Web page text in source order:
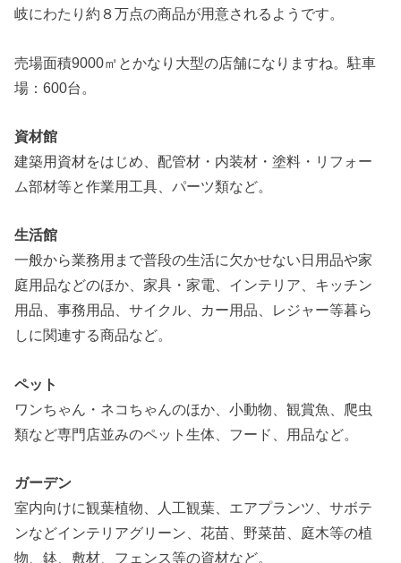
岐にわたり約８万点の商品が用意されるようです。
売場面積9000㎡とかなり大型の店舗になりますね。駐車
場：600台。
資材館
建築用資材をはじめ、配管材・内装材・塗料・リフォー
ム部材等と作業用工具、パーツ類など。
生活館
一般から業務用まで普段の生活に欠かせない日用品や家
庭用品などのほか、家具・家電、インテリア、キッチン
用品、事務用品、サイクル、カー用品、レジャー等暮ら
しに関連する商品など。
ペット
ワンちゃん・ネコちゃんのほか、小動物、観賞魚、爬虫
類など専門店並みのペット生体、フード、用品など。
ガーデン
室内向けに観葉植物、人工観葉、エアプランツ、サボテ
ンなどインテリアグリーン、花苗、野菜苗、庭木等の植
物、鉢、敷材、フェンス等の資材など。